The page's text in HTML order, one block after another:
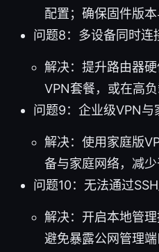
配置；确保固件版
问题8：多设备同时连
解决：提升路由器
VPN套餐，或在高
问题9：企业级VPN与
解决：使用家庭版
备与家庭网络，减
问题10：无法通过
解决：开启本地管理
避免暴露公网管理端